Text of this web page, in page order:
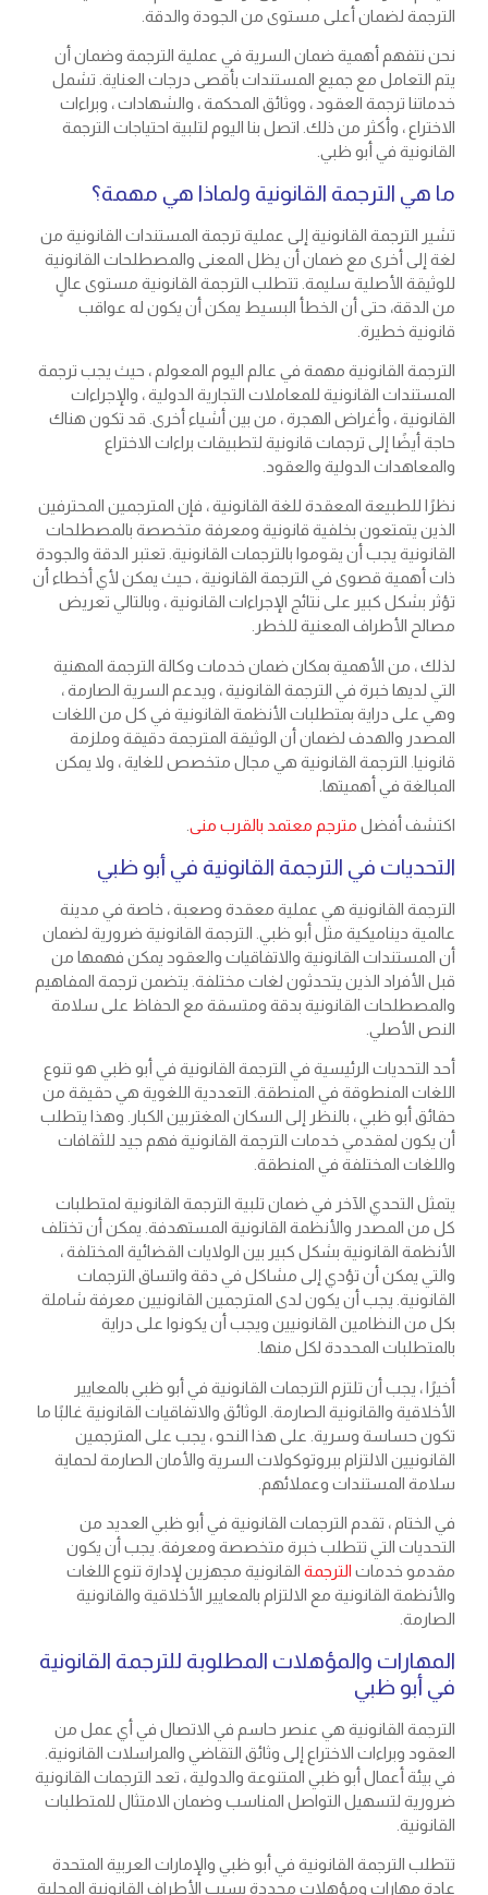
الترجمة لضمان أعلى مستوى من الجودة والدقة.
نحن نتفهم أهمية ضمان السرية في عملية الترجمة وضمان أن
يتم التعامل مع جميع المستندات بأقصى درجات العناية. تشمل
خدماتنا ترجمة العقود ، ووثائق المحكمة ، والشهادات ، وبراءات
الاختراع ، وأكثر من ذلك. اتصل بنا اليوم لتلبية احتياجات الترجمة
القانونية في أبو ظبي.
ما هي الترجمة القانونية ولماذا هي مهمة؟
تشير الترجمة القانونية إلى عملية ترجمة المستندات القانونية من
لغة إلى أخرى مع ضمان أن يظل المعنى والمصطلحات القانونية
للوثيقة الأصلية سليمة. تتطلب الترجمة القانونية مستوى عالٍ
من الدقة، حتى أن الخطأ البسيط يمكن أن يكون له عواقب
قانونية خطيرة.
الترجمة القانونية مهمة في عالم اليوم المعولم ، حيث يجب ترجمة
المستندات القانونية للمعاملات التجارية الدولية ، والإجراءات
القانونية ، وأغراض الهجرة ، من بين أشياء أخرى. قد تكون هناك
حاجة أيضًا إلى ترجمات قانونية لتطبيقات براءات الاختراع
والمعاهدات الدولية والعقود.
نظرًا للطبيعة المعقدة للغة القانونية ، فإن المترجمين المحترفين
الذين يتمتعون بخلفية قانونية ومعرفة متخصصة بالمصطلحات
القانونية يجب أن يقوموا بالترجمات القانونية. تعتبر الدقة والجودة
ذات أهمية قصوى في الترجمة القانونية ، حيث يمكن لأي أخطاء أن
تؤثر بشكل كبير على نتائج الإجراءات القانونية ، وبالتالي تعريض
مصالح الأطراف المعنية للخطر.
لذلك ، من الأهمية بمكان ضمان خدمات وكالة الترجمة المهنية
التي لديها خبرة في الترجمة القانونية ، ويدعم السرية الصارمة ،
وهي على دراية بمتطلبات الأنظمة القانونية في كل من اللغات
المصدر والهدف لضمان أن الوثيقة المترجمة دقيقة وملزمة
قانونيا. الترجمة القانونية هي مجال متخصص للغاية ، ولا يمكن
المبالغة في أهميتها.
اكتشف أفضل مترجم معتمد بالقرب منى
التحديات في الترجمة القانونية في أبو ظبي
الترجمة القانونية هي عملية معقدة وصعبة ، خاصة في مدينة
عالمية ديناميكية مثل أبو ظبي. الترجمة القانونية ضرورية لضمان
أن المستندات القانونية والاتفاقيات والعقود يمكن فهمها من
قبل الأفراد الذين يتحدثون لغات مختلفة. يتضمن ترجمة المفاهيم
والمصطلحات القانونية بدقة ومتسقة مع الحفاظ على سلامة
النص الأصلي.
أحد التحديات الرئيسية في الترجمة القانونية في أبو ظبي هو تنوع
اللغات المنطوقة في المنطقة. التعددية اللغوية هي حقيقة من
حقائق أبو ظبي ، بالنظر إلى السكان المغتربين الكبار. وهذا يتطلب
أن يكون لمقدمي خدمات الترجمة القانونية فهم جيد للثقافات
واللغات المختلفة في المنطقة.
يتمثل التحدي الآخر في ضمان تلبية الترجمة القانونية لمتطلبات
كل من المصدر والأنظمة القانونية المستهدفة. يمكن أن تختلف
الأنظمة القانونية بشكل كبير بين الولايات القضائية المختلفة ،
والتي يمكن أن تؤدي إلى مشاكل في دقة واتساق الترجمات
القانونية. يجب أن يكون لدى المترجمين القانونيين معرفة شاملة
بكل من النظامين القانونيين ويجب أن يكونوا على دراية
بالمتطلبات المحددة لكل منها.
أخيرًا ، يجب أن تلتزم الترجمات القانونية في أبو ظبي بالمعايير
الأخلاقية والقانونية الصارمة. الوثائق والاتفاقيات القانونية غالبًا ما
تكون حساسة وسرية. على هذا النحو ، يجب على المترجمين
القانونيين الالتزام ببروتوكولات السرية والأمان الصارمة لحماية
سلامة المستندات وعملائهم.
في الختام ، تقدم الترجمات القانونية في أبو ظبي العديد من
التحديات التي تتطلب خبرة متخصصة ومعرفة. يجب أن يكون
مقدمو خدمات الترجمة القانونية مجهزين لإدارة تنوع اللغات
والأنظمة القانونية مع الالتزام بالمعايير الأخلاقية والقانونية
الصارمة.
المهارات والمؤهلات المطلوبة للترجمة القانونية
في أبو ظبي
الترجمة القانونية هي عنصر حاسم في الاتصال في أي عمل من
العقود وبراءات الاختراع إلى وثائق التقاضي والمراسلات القانونية.
في بيئة أعمال أبو ظبي المتنوعة والدولية ، تعد الترجمات القانونية
ضرورية لتسهيل التواصل المناسب وضمان الامتثال للمتطلبات
القانونية.
تتطلب الترجمة القانونية في أبو ظبي والإمارات العربية المتحدة
عادة مهارات ومؤهلات محددة بسبب الأطراف القانونية المحلية